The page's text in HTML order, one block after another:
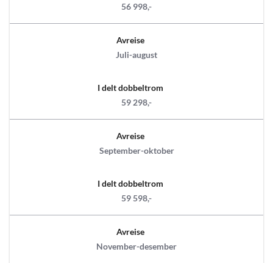
56 998,-
Avreise
Juli-august
I delt dobbeltrom
59 298,-
Avreise
September-oktober
I delt dobbeltrom
59 598,-
Avreise
November-desember